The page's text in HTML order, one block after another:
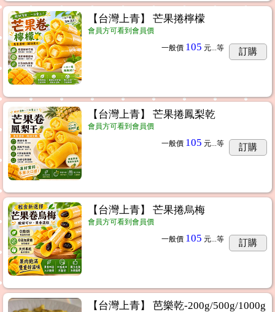
【台灣上青】 芒果捲檸檬
會員方可看到會員價
一般價 105 元... 等 訂購
【台灣上青】 芒果捲鳳梨乾
會員方可看到會員價
一般價 105 元... 等 訂購
【台灣上青】 芒果捲烏梅
會員方可看到會員價
一般價 105 元... 等 訂購
【台灣上青】 芭樂乾-200g/500g/1000g